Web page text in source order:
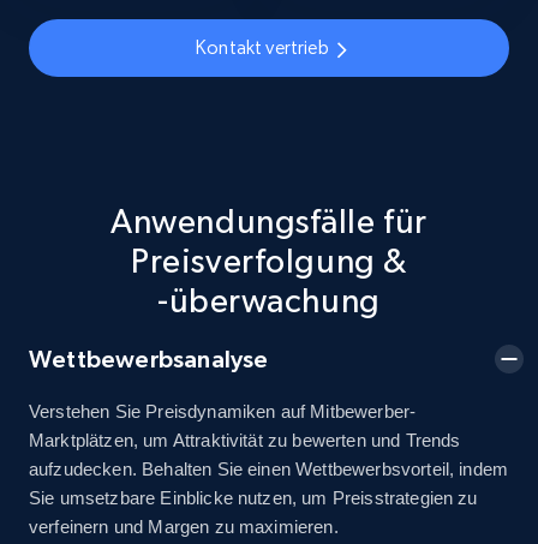
price, Final price, Discount percent, and more.
TikTok Shop - discover records by shop url
URL, Title, Available, Description, Currency, Initial
price, Final price, Discount percent, and more.
668+
Amazon sellers info
Seller id, URL, Seller name, Description, Detailed
info, Stars, Feedbacks, Return policy, and more.
Kontakt vertrieb
Anwendungsfälle für
Preisverfolgung &
-überwachung
Wettbewerbsanalyse
Verstehen Sie Preisdynamiken auf Mitbewerber-
Marktplätzen, um Attraktivität zu bewerten und Trends
aufzudecken. Behalten Sie einen Wettbewerbsvorteil, indem
Sie umsetzbare Einblicke nutzen, um Preisstrategien zu
verfeinern und Margen zu maximieren.